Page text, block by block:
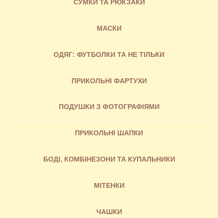
СУМКИ ТА РЮКЗАКИ
МАСКИ
ОДЯГ: ФУТБОЛКИ ТА НЕ ТІЛЬКИ
ПРИКОЛЬНІ ФАРТУХИ
ПОДУШКИ З ФОТОГРАФІЯМИ
ПРИКОЛЬНІ ШАПКИ
БОДІ, КОМБІНЕЗОНИ ТА КУПАЛЬНИКИ
МІТЕНКИ
ЧАШКИ